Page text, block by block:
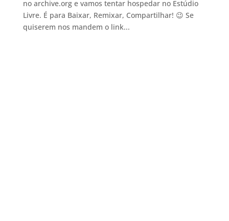
no archive.org e vamos tentar hospedar no Estúdio
Livre. É para Baixar, Remixar, Compartilhar! 😉 Se
quiserem nos mandem o link...